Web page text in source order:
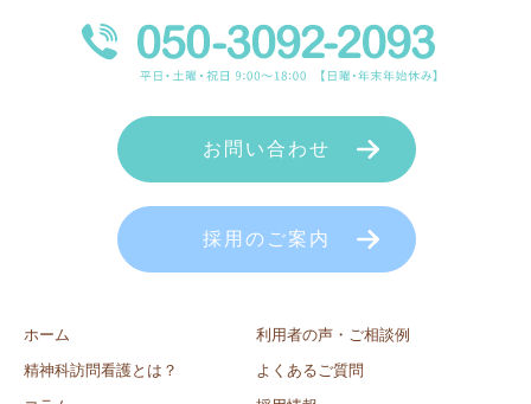
ホーム
精神科訪問看護とは？
利用者の声・ご相談例
よくあるご質問
お問い合わせ
採用のご案内